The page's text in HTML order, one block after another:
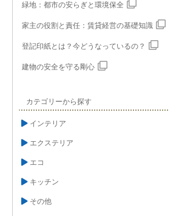
緑地：都市の安らぎと環境保全
家主の役割と責任：賃貸経営の基礎知識
登記印紙とは？今どうなっているの？
建物の安全を守る剛心
カテゴリーから探す
インテリア
エクステリア
エコ
キッチン
その他